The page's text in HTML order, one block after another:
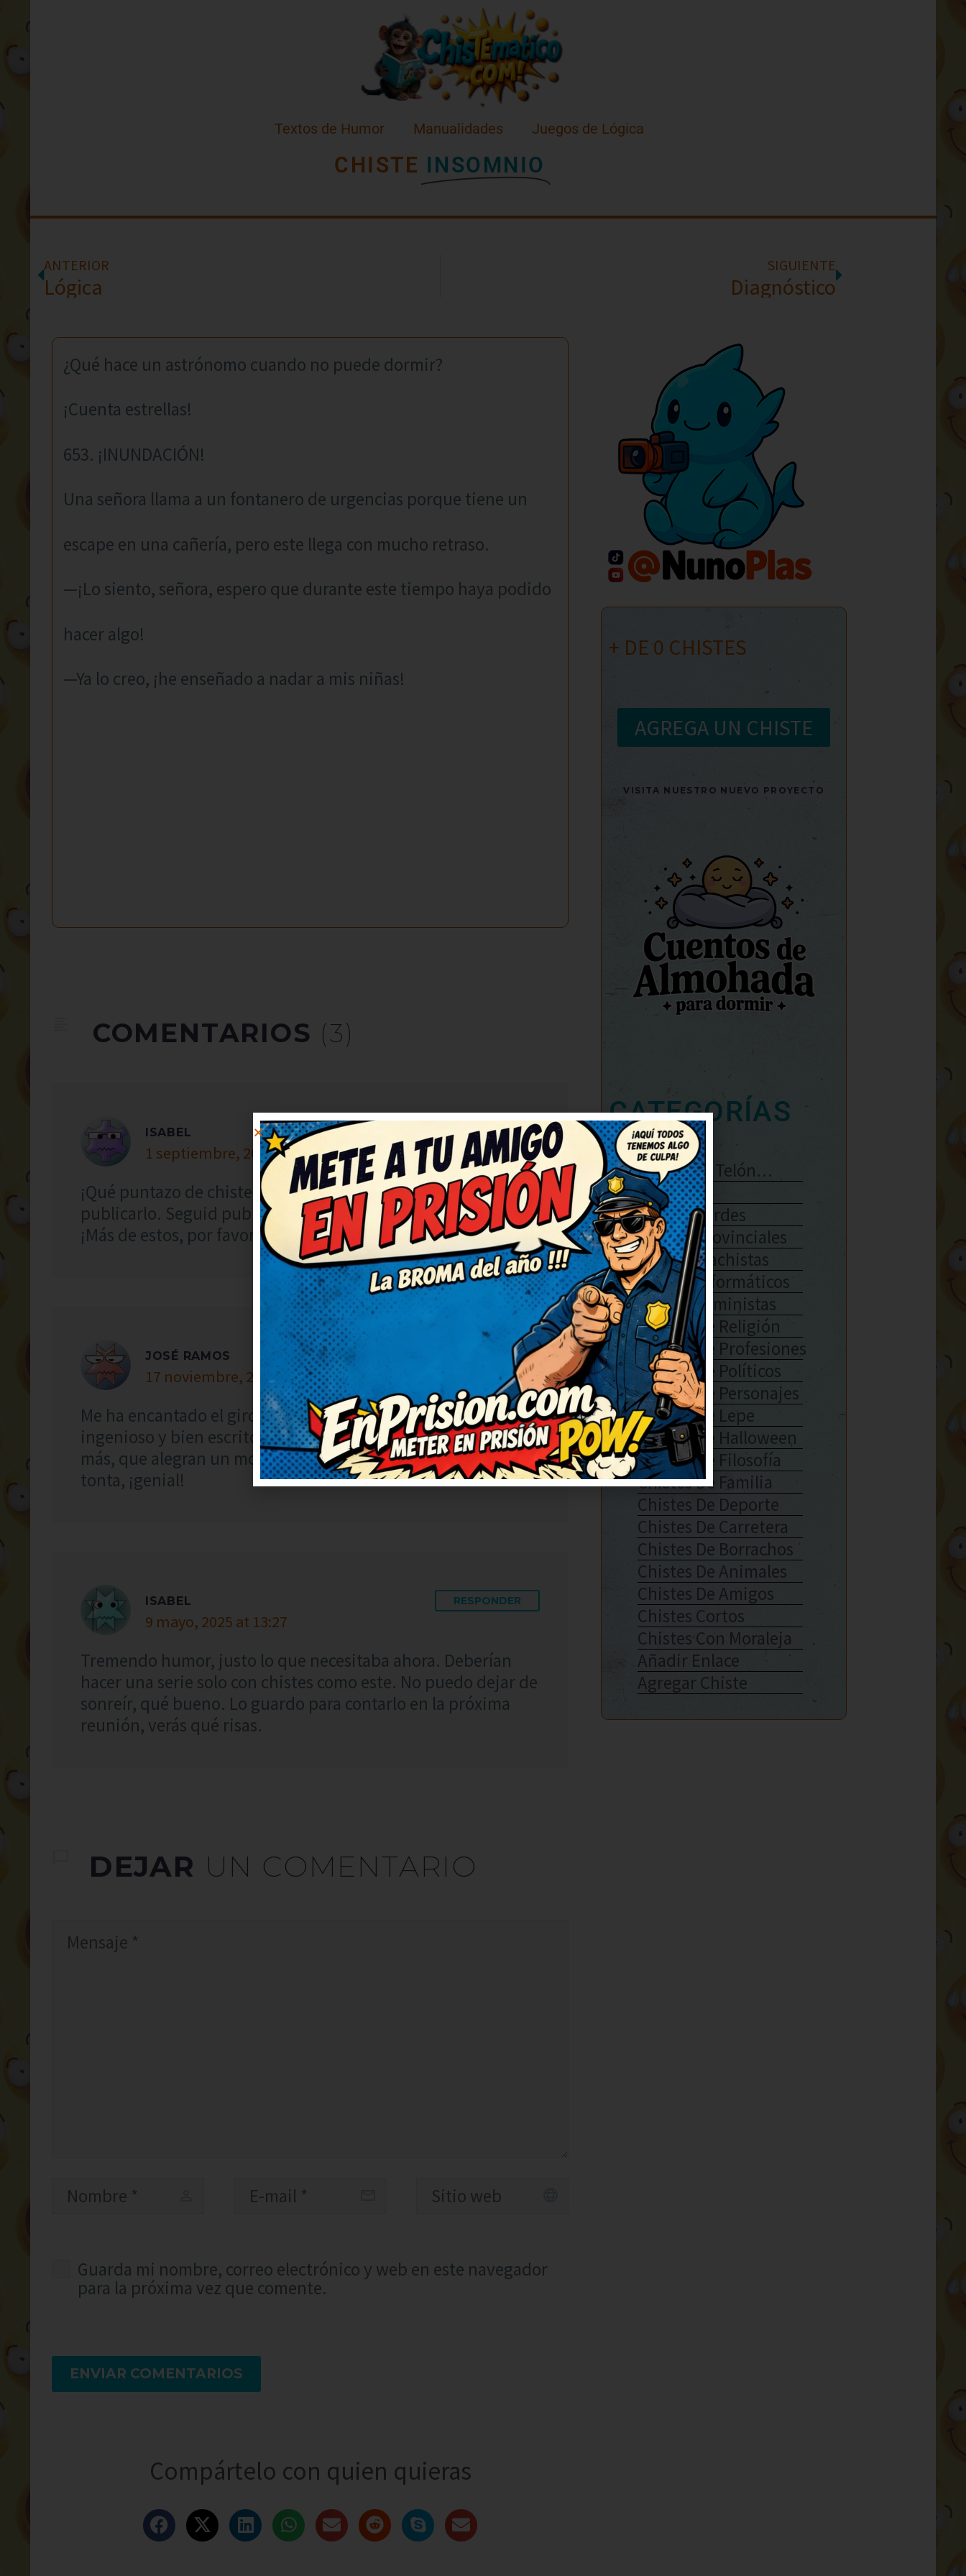
Textos de Humor Manualidades Juegos de Lógica
CHISTE INSOMNIO
ANTERIOR
Lógica
SIGUIENTE
Diagnóstico
¿Qué hace un astrónomo cuando no puede dormir?
¡Cuenta estrellas!
653. ¡INUNDACIÓN!
Una señora llama a un fontanero de urgencias porque tiene un
escape en una cañería, pero este llega con mucho retraso.
—¡Lo siento, señora, espero que durante este tiempo haya podido
hacer algo!
—Ya lo creo, ¡he enseñado a nadar a mis niñas!
COMENTARIOS (3)
ISABEL
1 septiembre, 2023 at 5:19
RESPONDER
¡Qué puntazo de chiste! Necesitaba una risa así, gracias por
publicarlo. Seguid publicando más, que alegran un montón.
¡Más de estos, por favor! Me alegran el día.
JOSÉ RAMOS
17 noviembre, 2023 at 17:25
RESPONDER
Me ha encantado el giro final, súper ingenioso. Muy
ingenioso y bien escrito, ¡enhorabuena! Seguid publicando
más, que alegran un montón. Me he quedado con una sonrisa
tonta, ¡genial!
ISABEL
9 mayo, 2025 at 13:27
RESPONDER
Tremendo humor, justo lo que necesitaba ahora. Deberían
hacer una serie solo con chistes como este. No puedo dejar de
sonreír, qué bueno. Lo guardo para contarlo en la próxima
reunión, verás qué risas.
DEJAR UN COMENTARIO
Guarda mi nombre, correo electrónico y web en este navegador
para la próxima vez que comente.
ENVIAR COMENTARIOS
Compártelo con quien quieras
+ DE 0 CHISTES
AGREGA UN CHISTE
VISITA NUESTRO NUEVO PROYECTO
CATEGORÍAS
Se Abre El Telón…
Enlaces
Chistes Verdes
Chistes Provinciales
Chistes Machistas
Chistes Informáticos
Chistes Feministas
Chistes De Religión
Chistes De Profesiones
Chistes De Políticos
Chistes De Personajes
Chistes De Lepe
Chistes De Halloween
Chistes De Filosofía
Chistes De Familia
Chistes De Deporte
Chistes De Carretera
Chistes De Borrachos
Chistes De Animales
Chistes De Amigos
Chistes Cortos
Chistes Con Moraleja
Añadir Enlace
Agregar Chiste